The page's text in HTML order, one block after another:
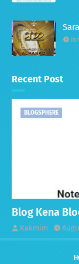
Recent Post
BLOGSPHERE
Blog Kena
Kakmim